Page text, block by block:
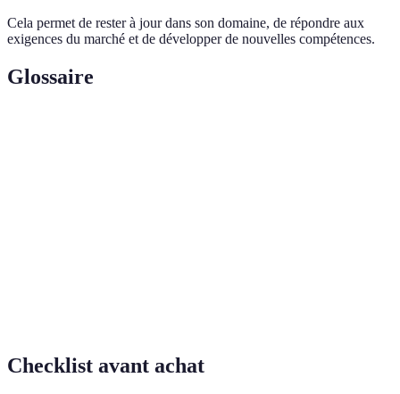
Cela permet de rester à jour dans son domaine, de répondre aux
exigences du marché et de développer de nouvelles compétences.
Glossaire
Checklist avant achat